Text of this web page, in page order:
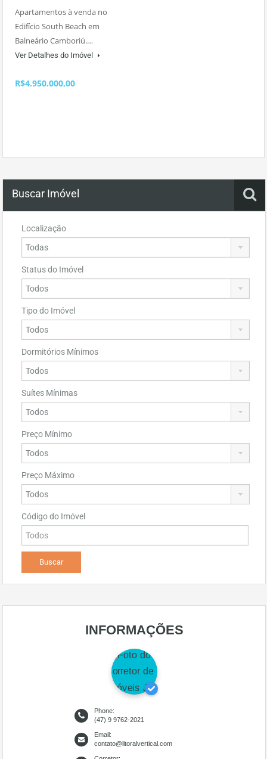
Apartamentos à venda no
Edifício South Beach em
Balneário Camboriú.…
Ver Detalhes do Imóvel
R$4.950.000,00
Buscar Imóvel
Localização
Status do Imóvel
Tipo do Imóvel
Dormitórios Mínimos
Suítes Mínimas
Preço Mínimo
Preço Máximo
Código do Imóvel
INFORMAÇÕES
Phone:
(47) 9 9762-2021
Email:
contato@litoralvertical.com